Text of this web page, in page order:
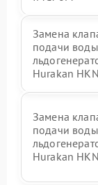
Замена
подачи воды
Hurakan
Замена
подачи воды
Hurakan